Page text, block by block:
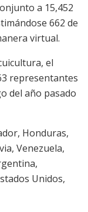
a 15,452
662 de
virtual.
el
representantes
del año pasado
Honduras,
Venezuela,
Unidos,